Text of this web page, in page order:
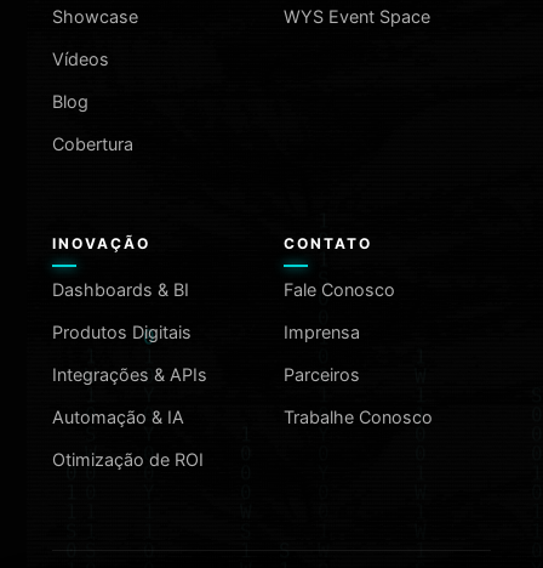
Showcase
Vídeos
Blog
Cobertura
WYS Event Space
INOVAÇÃO
Dashboards & BI
Produtos Digitais
Integrações & APIs
Automação & IA
Otimização de ROI
CONTATO
Fale Conosco
Imprensa
Parceiros
Trabalhe Conosco